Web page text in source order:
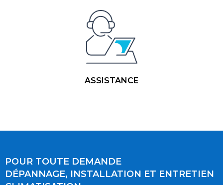
ASSISTANCE
POUR TOUTE DEMANDE
DÉPANNAGE, INSTALLATION ET ENTRETIEN